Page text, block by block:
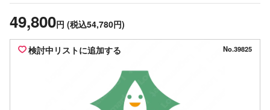
49,800円 (税込54,780円)
検討中リストに追加する No.39825